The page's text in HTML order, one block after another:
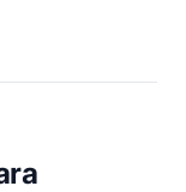
carta a
de
y el